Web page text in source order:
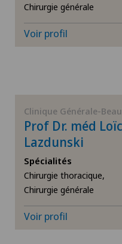
Chirurgie du pancréas
Chirurgie
Chirurgie ophtalmique
Chirurgie
Chirurgie plastique
Chirurgie générale
Voir profil
Clinique Générale-
Prof Dr. méd
Lazdunski
Spécialités
Chirurgie thoracique,
Chirurgie générale
Voir profil